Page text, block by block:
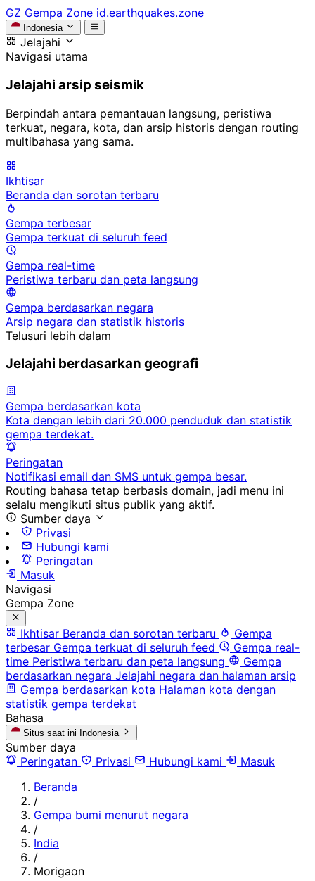
GZ Gempa Zone id.earthquakes.zone
Indonesia
Jelajahi
Navigasi utama
Jelajahi arsip seismik
Berpindah antara pemantauan langsung, peristiwa
terkuat, negara, kota, dan arsip historis dengan routing
multibahasa yang sama.
Ikhtisar
Beranda dan sorotan terbaru
Gempa terbesar
Gempa terkuat di seluruh feed
Gempa real-time
Peristiwa terbaru dan peta langsung
Gempa berdasarkan negara
Arsip negara dan statistik historis
Telusuri lebih dalam
Jelajahi berdasarkan geografi
Gempa berdasarkan kota
Kota dengan lebih dari 20.000 penduduk dan statistik
gempa terdekat.
Peringatan
Notifikasi email dan SMS untuk gempa besar.
Routing bahasa tetap berbasis domain, jadi menu ini
selalu mengikuti situs publik yang aktif.
Sumber daya
Privasi
Hubungi kami
Peringatan
Masuk
Navigasi
Gempa Zone
Ikhtisar Beranda dan sorotan terbaru
Gempa
terbesar Gempa terkuat di seluruh feed
Gempa real-
time Peristiwa terbaru dan peta langsung
Gempa
berdasarkan negara Jelajahi negara dan halaman arsip
Gempa berdasarkan kota Halaman kota dengan
statistik gempa terdekat
Bahasa
Situs saat ini Indonesia
Sumber daya
Peringatan
Privasi Hubungi kami
Masuk
Beranda
/
Gempa bumi menurut negara
/
India
/
Morigaon